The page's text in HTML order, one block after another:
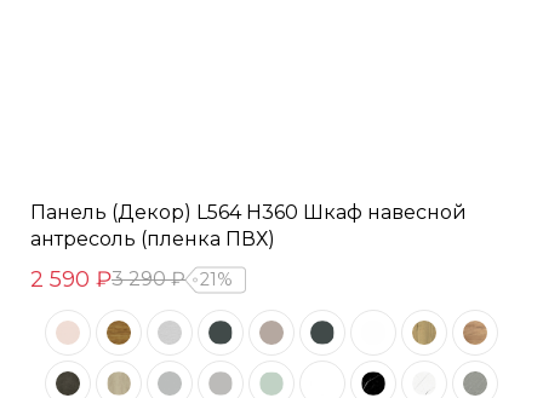
Панель (Декор) L564 H360 Шкаф навесной
антресоль (пленка ПВХ)
2 590 ₽3 290 ₽ 21%